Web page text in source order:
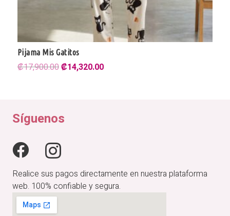
Pijama Mis Gatitos
₡17,900.00El
₡17,900.00.
₡14,320.00El
Síguenos
Realice sus pagos directamente en nuestra plataforma
web. 100% confiable y segura.